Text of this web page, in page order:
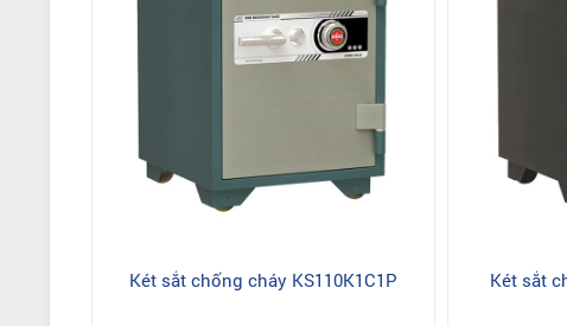
- Sản phẩm đi kèm với hướng dẫn lắp đặt, sử dụng.
hỗ trợ giá đối với những đơn hàng lớn,
Két sắt chống cháy KS110K1C1P Két sắt